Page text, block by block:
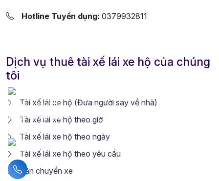
Hotline Tuyển dụng: 0379932811
Dịch vụ thuê tài xế lái xe hộ của chúng
tôi
Tài xế lái xe hộ (Đưa người say về nhà)
Tài xế lái xe hộ theo giờ
Tài xế lái xe hộ theo ngày
Tài xế lái xe hộ theo yêu cầu
Vận chuyển xe
Liên hệ hotline